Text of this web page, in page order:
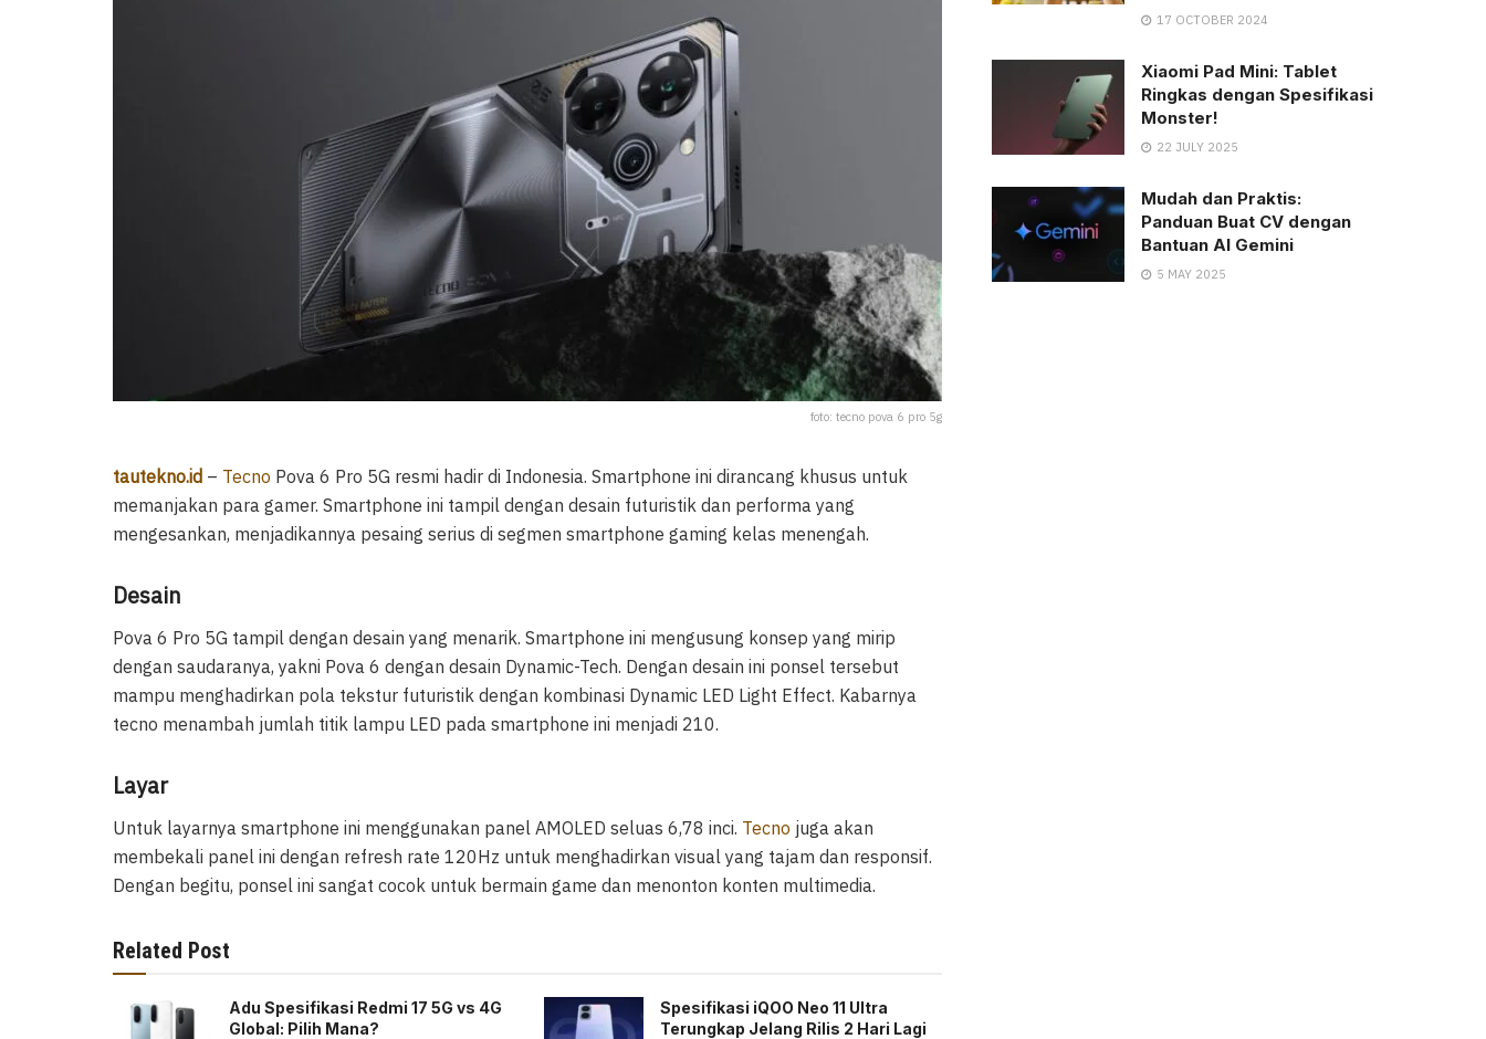
foto: tecno pova 6 pro 5g
tautekno.id – Tecno Pova 6 Pro 5G resmi hadir di Indonesia. Smartphone ini dirancang khusus untuk
memanjakan para gamer. Smartphone ini tampil dengan desain futuristik dan performa yang
mengesankan, menjadikannya pesaing serius di segmen smartphone gaming kelas menengah.
Desain
Pova 6 Pro 5G tampil dengan desain yang menarik. Smartphone ini mengusung konsep yang mirip
dengan saudaranya, yakni Pova 6 dengan desain Dynamic-Tech. Dengan desain ini ponsel tersebut
mampu menghadirkan pola tekstur futuristik dengan kombinasi Dynamic LED Light Effect. Kabarnya
tecno menambah jumlah titik lampu LED pada smartphone ini menjadi 210.
Layar
Untuk layarnya smartphone ini menggunakan panel AMOLED seluas 6,78 inci. Tecno juga akan
membekali panel ini dengan refresh rate 120Hz untuk menghadirkan visual yang tajam dan responsif.
Dengan begitu, ponsel ini sangat cocok untuk bermain game dan menonton konten multimedia.
Related Post
Adu Spesifikasi Redmi 17 5G vs 4G
Global: Pilih Mana?
Spesifikasi iQOO Neo 11 Ultra
Terungkap Jelang Rilis 2 Hari Lagi
17 OCTOBER 2024
Xiaomi Pad Mini: Tablet
Ringkas dengan Spesifikasi
Monster!
22 JULY 2025
Mudah dan Praktis:
Panduan Buat CV dengan
Bantuan AI Gemini
5 MAY 2025